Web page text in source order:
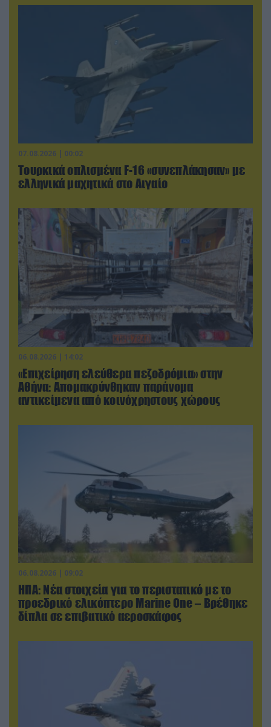
07.08.2026 | 00:02
Τουρκικά οπλισμένα F-16 «συνεπλάκησαν» με
ελληνικά μαχητικά στο Αιγαίο
06.08.2026 | 14:02
«Επιχείρηση ελεύθερα πεζοδρόμια» στην
Αθήνα: Απομακρύνθηκαν παράνομα
αντικείμενα από κοινόχρηστους χώρους
06.08.2026 | 09:02
ΗΠΑ: Nέα στοιχεία για το περιστατικό με το
προεδρικό ελικόπτερο Marine One – Βρέθηκε
δίπλα σε επιβατικό αεροσκάφος